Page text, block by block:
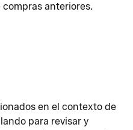
anteriores.
en el contexto de
para revisar y